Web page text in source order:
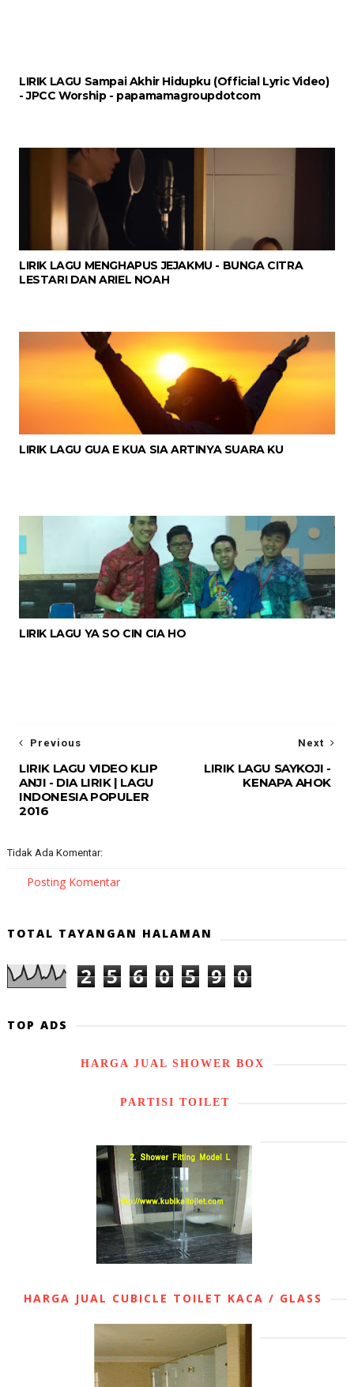
LIRIK LAGU Sampai Akhir Hidupku (Official Lyric Video)
- JPCC Worship - papamamagroupdotcom
LIRIK LAGU MENGHAPUS JEJAKMU - BUNGA CITRA
LESTARI DAN ARIEL NOAH
LIRIK LAGU GUA E KUA SIA ARTINYA SUARA KU
LIRIK LAGU YA SO CIN CIA HO
Next
LIRIK LAGU SAYKOJI -
KENAPA AHOK
Previous
LIRIK LAGU VIDEO KLIP
ANJI - DIA LIRIK | LAGU
INDONESIA POPULER
2016
Tidak Ada Komentar:
Posting Komentar
TOTAL TAYANGAN HALAMAN
2 5 6 0 5 9 0
TOP ADS
HARGA JUAL SHOWER BOX
PARTISI TOILET
HARGA JUAL CUBICLE TOILET KACA / GLASS